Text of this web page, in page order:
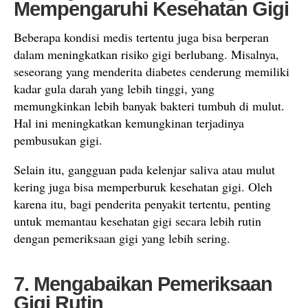
Mempengaruhi Kesehatan Gigi
Beberapa kondisi medis tertentu juga bisa berperan
dalam meningkatkan risiko gigi berlubang. Misalnya,
seseorang yang menderita diabetes cenderung memiliki
kadar gula darah yang lebih tinggi, yang
memungkinkan lebih banyak bakteri tumbuh di mulut.
Hal ini meningkatkan kemungkinan terjadinya
pembusukan gigi.
Selain itu, gangguan pada kelenjar saliva atau mulut
kering juga bisa memperburuk kesehatan gigi. Oleh
karena itu, bagi penderita penyakit tertentu, penting
untuk memantau kesehatan gigi secara lebih rutin
dengan pemeriksaan gigi yang lebih sering.
7. Mengabaikan Pemeriksaan
Gigi Rutin